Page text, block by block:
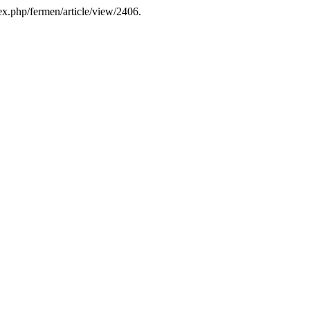
fermen/article/view/2406.